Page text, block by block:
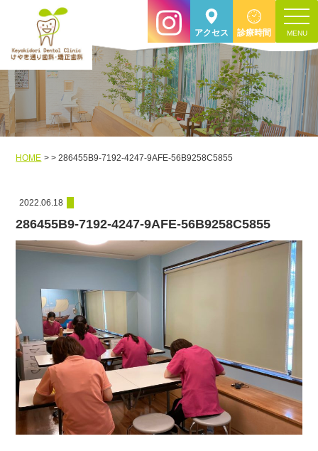
アクセス 診療時間
toggle
HOME 286455B9-7192-4247-9AFE-56B9258C5855
2022.06.18
286455B9-7192-4247-9AFE-56B9258C5855